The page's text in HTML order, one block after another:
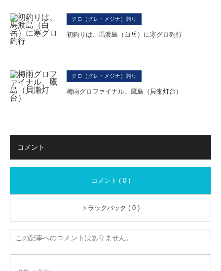
クロ（グレ・メジナ）釣り
初釣りは、馬渡島（白岳）に寒グロ釣行
クロ（グレ・メジナ）釣り
梅雨グロファイナル、鷹島（貝瀬灯台）
コメント
コメント ( 0 )
トラックバック ( 0 )
この記事へのコメントはありません。